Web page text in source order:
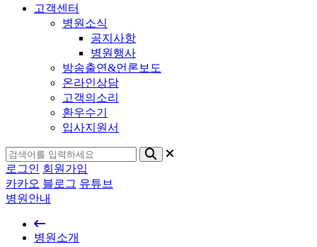
고객센터
병원소식
공지사항
병원행사
방송출연&언론보도
온라인상담
고객의소리
환우수기
입사지원서
로그인 회원가입
카카오 블로그 유튜브
병원안내
병원소개